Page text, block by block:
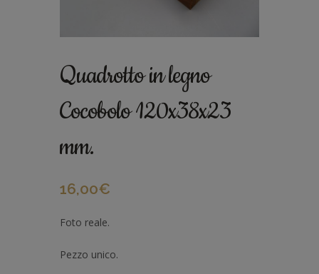
Quadrotto in legno
Cocobolo 120x38x23
mm.
16,00€
Foto reale.
Pezzo unico.